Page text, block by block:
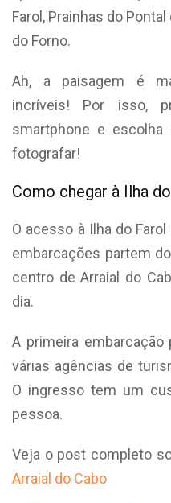
Farol, Prainhas do
do Forno.
Ah, a paisagem é
incríveis! Por isso,
smartphone e
fotografar!
Como chegar à Ilha
O acesso à Ilha do
embarcações partem
centro de Arraial do
dia.
A primeira
várias agências de
O ingresso tem um
pessoa.
Veja o post completo
Arraial do Cabo